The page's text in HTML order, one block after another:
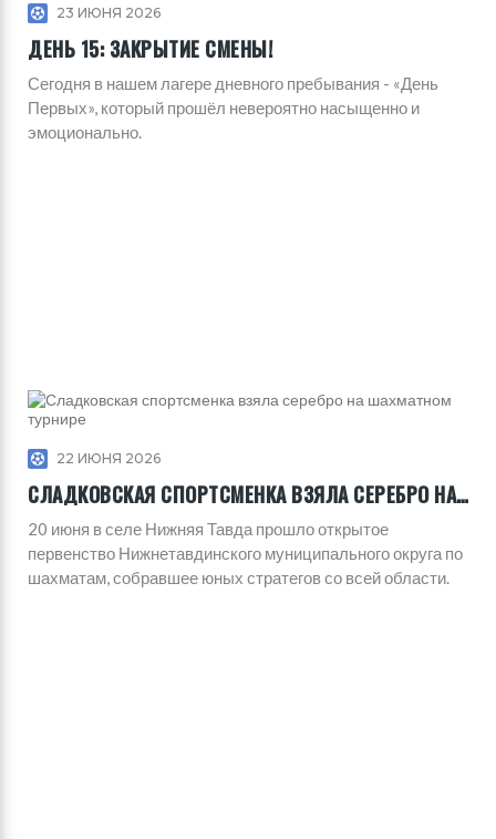
23 ИЮНЯ 2026
ДЕНЬ 15: ЗАКРЫТИЕ СМЕНЫ!
Сегодня в нашем лагере дневного пребывания - «День
Первых», который прошёл невероятно насыщенно и
эмоционально.
22 ИЮНЯ 2026
СЛАДКОВСКАЯ СПОРТСМЕНКА ВЗЯЛА СЕРЕБРО НА ШАХМАТНОМ ТУРНИРЕ
20 июня в селе Нижняя Тавда прошло открытое
первенство Нижнетавдинского муниципального округа по
шахматам, собравшее юных стратегов со всей области.